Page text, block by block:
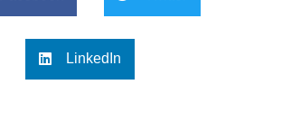
LinkedIn